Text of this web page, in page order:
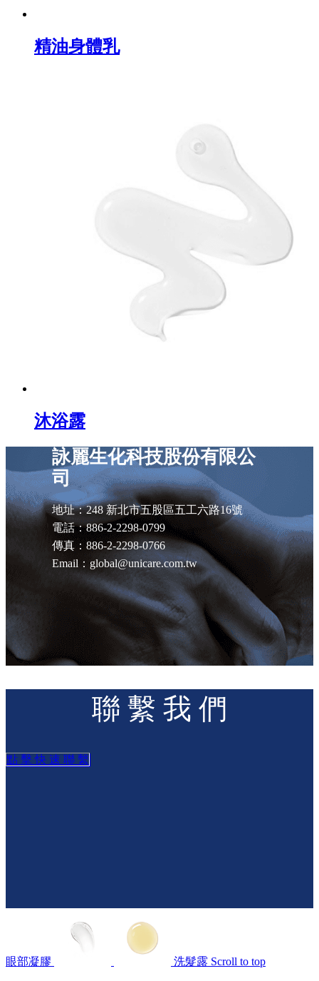
精油身體乳
沐浴露
詠麗生化科技股份有限公
司
地址：248 新北市五股區五工六路16號
電話：886-2-2298-0799
傳真：886-2-2298-0766
Email：global@unicare.com.tw
聯 繫 我 們
點 擊 快 速 聯 繫
眼部凝膠 洗髮露 Scroll to top